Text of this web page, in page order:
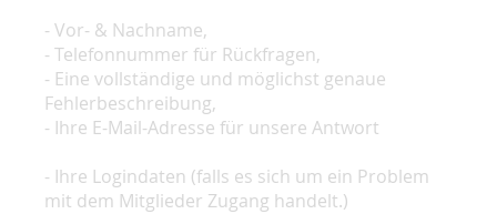
- Vor- & Nachname,
- Telefonnummer für Rückfragen,
- Eine vollständige und möglichst genaue
Fehlerbeschreibung,
- Ihre E-Mail-Adresse für unsere Antwort
- Ihre Logindaten (falls es sich um ein Problem
mit dem Mitglieder Zugang handelt.)